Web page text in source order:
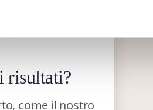
sono e
risultati?
come il nostro